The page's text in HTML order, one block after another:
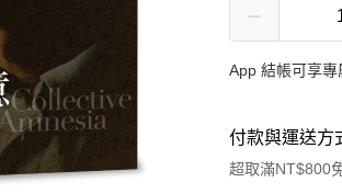
App 結帳可享專
付款與運送方
超取滿NT$800